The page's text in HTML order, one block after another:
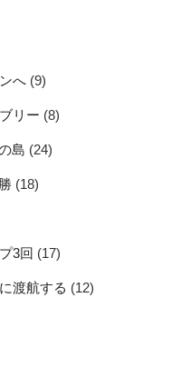
へ (9)
リー (8)
島 (24)
(18)
3回 (17)
渡航する (12)